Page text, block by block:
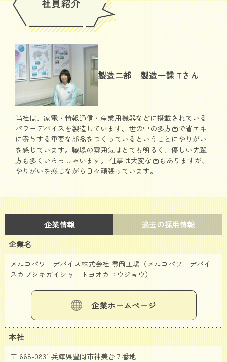
製造二部 製造一課 Tさん
当社は、家電・情報通信・産業用機器などに搭載されている
パワーデバイスを製造しています。世の中の多方面で省エネ
に寄与する重要な部品をつくっているということにやりがい
を感じています。職場の雰囲気はとても明るく、優しい先輩
方も多くいらっしゃいます。 仕事は大変な面もありますが、
やりがいを感じながら日々頑張っています。
企業情報
過去の採用情報
企業名
メルコパワーデバイス株式会社 豊岡工場（メルコパワーデバイ
スカブシキガイシャ トヨオカコウジョウ）
企業ホームページ
本社
〒 668-0831 兵庫県豊岡市神美台７番地